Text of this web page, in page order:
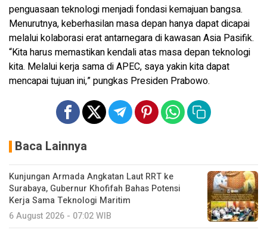
penguasaan teknologi menjadi fondasi kemajuan bangsa.
Menurutnya, keberhasilan masa depan hanya dapat dicapai
melalui kolaborasi erat antarnegara di kawasan Asia Pasifik.
“Kita harus memastikan kendali atas masa depan teknologi
kita. Melalui kerja sama di APEC, saya yakin kita dapat
mencapai tujuan ini,” pungkas Presiden Prabowo.
Baca Lainnya
Kunjungan Armada Angkatan Laut RRT ke
Surabaya, Gubernur Khofifah Bahas Potensi
Kerja Sama Teknologi Maritim
6 August 2026 - 07:02 WIB